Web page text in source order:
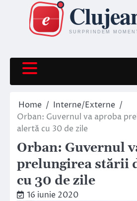
content
Home
Interne/Externe
Orban: Guvernul va aproba
alertă cu 30 de zile
Orban: Guvernul
prelungirea stării
cu 30 de zile
16 iunie 2020